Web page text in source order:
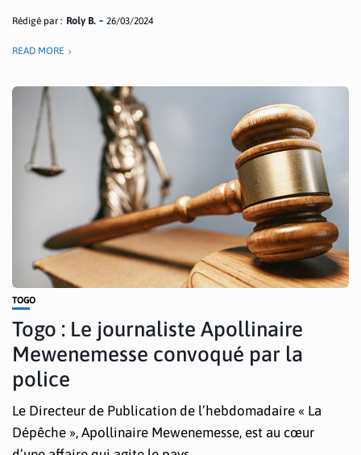
Rédigé par : Roly B. 26/03/2024
READ MORE
TOGO
Togo : Le journaliste Apollinaire
Mewenemesse convoqué par la
police
Le Directeur de Publication de l’hebdomadaire « La
Dépêche », Apollinaire Mewenemesse, est au cœur